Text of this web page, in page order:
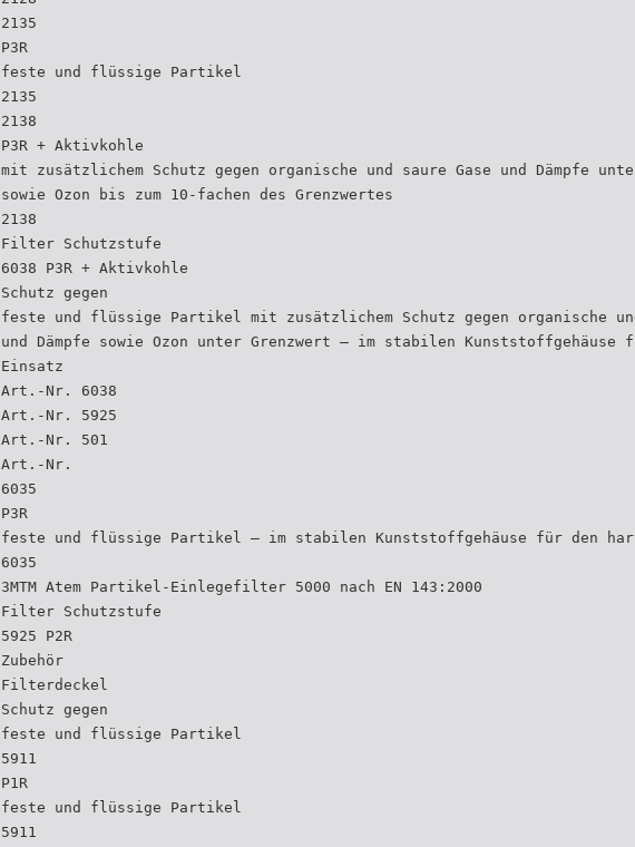
2135
P3R
feste und flüssige Partikel
2135
2138
P3R + Aktivkohle
mit zusätzlichem Schutz gegen organische und saure Gase und Dämpfe
sowie Ozon bis zum 10-fachen des Grenzwertes
2138
Filter Schutzstufe
6038 P3R + Aktivkohle
Schutz gegen
feste und flüssige Partikel mit zusätzlichem Schutz gegen organische
und Dämpfe sowie Ozon unter Grenzwert – im stabilen Kunststoffgehäuse
Einsatz
Art.-Nr. 6038
Art.-Nr. 5925
Art.-Nr. 501
Art.-Nr.
6035
P3R
feste und flüssige Partikel – im stabilen Kunststoffgehäuse für den
6035
3MTM Atem Partikel-Einlegefilter 5000 nach EN 143:2000
Filter Schutzstufe
5925 P2R
Zubehör
Filterdeckel
Schutz gegen
feste und flüssige Partikel
5911
P1R
feste und flüssige Partikel
5911